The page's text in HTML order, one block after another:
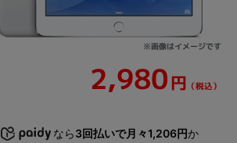
※画像はイメージです
2,980円 （税込）
なら3回払いで月々1,206円か